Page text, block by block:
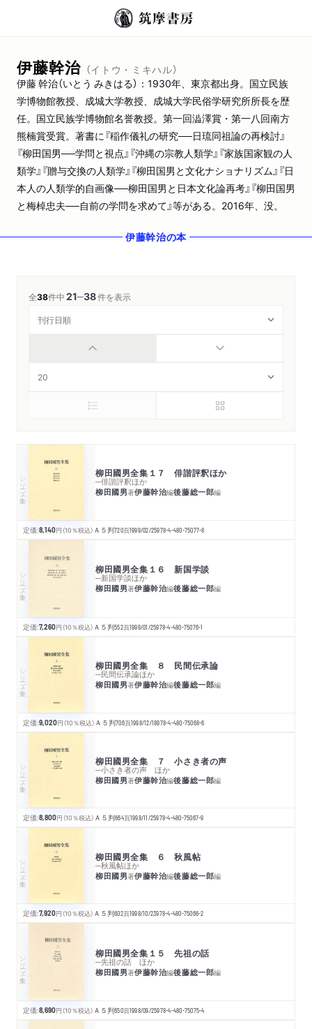
伊藤幹治 （イトウ・ミキハル）
伊藤 幹治（いとう みきはる）：1930年、東京都出身。国立民族
学博物館教授、成城大学教授、成城大学民俗学研究所所長を歴
任。国立民族学博物館名誉教授。第一回澁澤賞・第一八回南方
熊楠賞受賞。著書に『稲作儀礼の研究──日琉同祖論の再検討』
『柳田国男──学問と視点』『沖縄の宗教人類学』『家族国家観の人
類学』『贈与交換の人類学』『柳田国男と文化ナショナリズム』『日
本人の人類学的自画像──柳田国男と日本文化論再考』『柳田国男
と梅棹忠夫──自前の学問を求めて』等がある。2016年、没。
伊藤幹治の本
全38件中21─38件を表示
シリーズ・全集 柳田國男全集１７ 俳諧評釈ほか
─俳諧評釈ほか
柳田國男著伊藤幹治編後藤総一郎編
定価:8,140円 （10％税込） Ａ５判720頁1999/02/25978-4-480-75077-8
シリーズ・全集 柳田國男全集１６ 新国学談
─新国学談ほか
柳田國男著伊藤幹治編後藤総一郎編
定価:7,260円 （10％税込） Ａ５判552頁1999/01/25978-4-480-75076-1
シリーズ・全集 柳田國男全集 ８ 民間伝承論
─民間伝承論ほか
柳田國男著伊藤幹治編後藤総一郎編
定価:9,020円 （10％税込） Ａ５判706頁1998/12/18978-4-480-75068-6
シリーズ・全集 柳田國男全集 ７ 小さき者の声
─小さき者の声 ほか
柳田國男著伊藤幹治編後藤総一郎編
定価:8,800円 （10％税込） Ａ５判664頁1998/11/25978-4-480-75067-9
シリーズ・全集 柳田國男全集 ６ 秋風帖
─秋風帖ほか
柳田國男著伊藤幹治編後藤総一郎編
定価:7,920円 （10％税込） Ａ５判602頁1998/10/23978-4-480-75066-2
シリーズ・全集 柳田國男全集１５ 先祖の話
─先祖の話 ほか
柳田國男著伊藤幹治編後藤総一郎編
定価:8,690円 （10％税込） Ａ５判650頁1998/09/25978-4-480-75075-4